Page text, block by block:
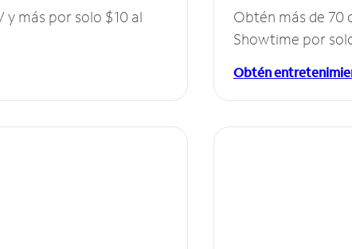
más por solo $10 al
Obtén más de 70
Showtime por
Obtén